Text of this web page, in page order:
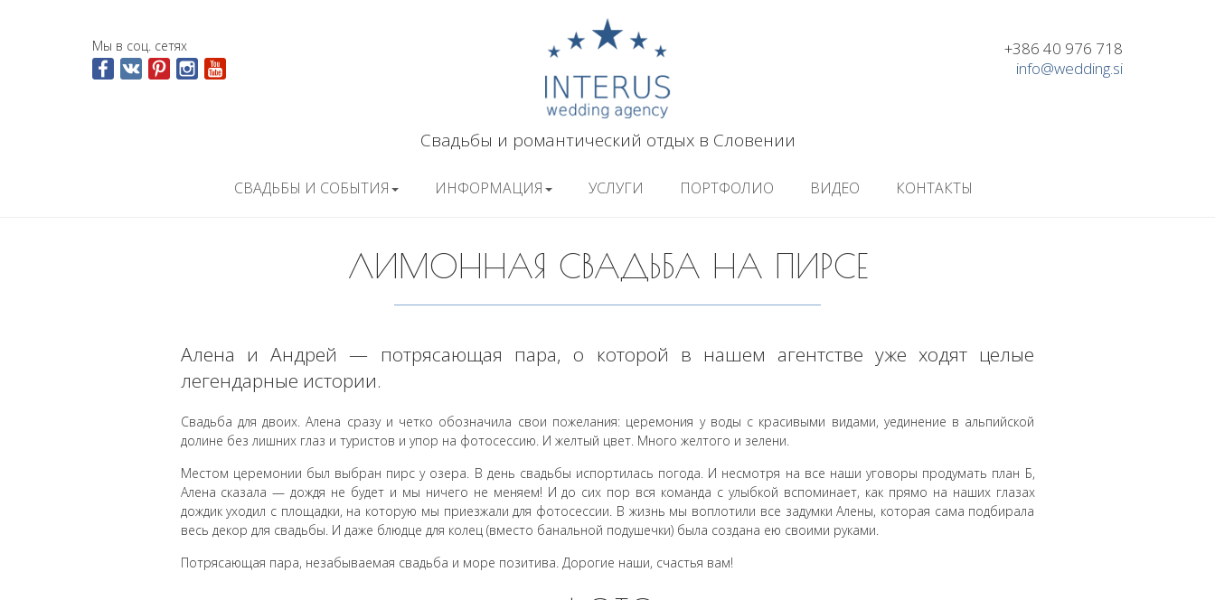
Мы в соц. сетях
+386 40 976 718
info@wedding.si
Свадьбы и романтический отдых в Словении
СВАДЬБЫ И СОБЫТИЯ ИНФОРМАЦИЯ УСЛУГИ ПОРТФОЛИО ВИДЕО КОНТАКТЫ
ЛИМОННАЯ СВАДЬБА НА ПИРСЕ
Алена и Андрей — потрясающая пара, о которой в нашем агентстве уже ходят целые
легендарные истории.
Свадьба для двоих. Алена сразу и четко обозначила свои пожелания: церемония у воды с красивыми видами, уединение в альпийской
долине без лишних глаз и туристов и упор на фотосессию. И желтый цвет. Много желтого и зелени.
Местом церемонии был выбран пирс у озера. В день свадьбы испортилась погода. И несмотря на все наши уговоры продумать план Б,
Алена сказала — дождя не будет и мы ничего не меняем! И до сих пор вся команда с улыбкой вспоминает, как прямо на наших глазах
дождик уходил с площадки, на которую мы приезжали для фотосессии. В жизнь мы воплотили все задумки Алены, которая сама подбирала
весь декор для свадьбы. И даже блюдце для колец (вместо банальной подушечки) была создана ею своими руками.
Потрясающая пара, незабываемая свадьба и море позитива. Дорогие наши, счастья вам!